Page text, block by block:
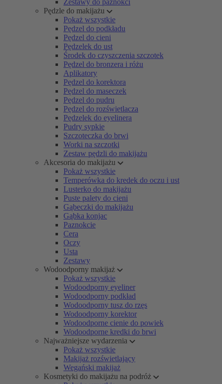
Zestawy do paznokci
Pędzle do makijażu
Pokaż wszystkie
Pędzel do podkładu
Pędzel do cieni
Pędzelek do ust
Środek do czyszczenia szczotek
Pędzel do bronzera i różu
Aplikatory
Pędzel do korektora
Pędzel do maseczek
Pędzel do pudru
Pędzel do rozświetlacza
Pędzelek do eyelinera
Pudry sypkie
Szczoteczka do brwi
Worki na szczotki
Zestaw pędzli do makijażu
Akcesoria do makijażu
Pokaż wszystkie
Temperówka do kredek do oczu i ust
Lusterko do makijażu
Puste palety do cieni
Gąbeczki do makijażu
Gąbka konjac
Paznokcie
Cera
Oczy
Usta
Zestawy
Wodoodporny makijaż
Pokaż wszystkie
Wodoodporny eyeliner
Wodoodporny podkład
Wodoodporny tusz do rzęs
Wodoodporny korektor
Wodoodporne cienie do powiek
Wodoodporne kredki do brwi
Najważniejsze wydarzenia
Pokaż wszystkie
Makijaż rozświetlający
Wegański makijaż
Kosmetyki do makijażu na podróż